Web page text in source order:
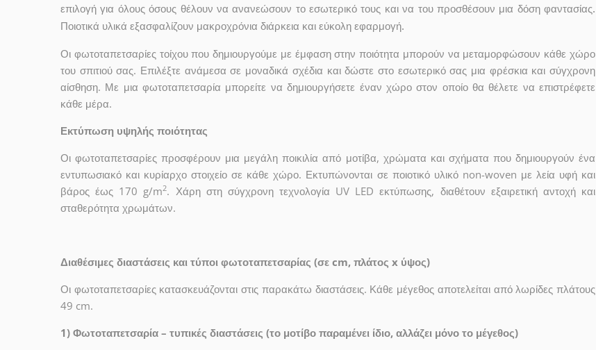
επιλογή για όλους όσους θέλουν να ανανεώσουν το εσωτερικό τους και να του προσθέσουν μια δόση φαντασίας.
Ποιοτικά υλικά εξασφαλίζουν μακροχρόνια διάρκεια και εύκολη εφαρμογή.
Οι φωτοταπετσαρίες τοίχου που δημιουργούμε με έμφαση στην ποιότητα μπορούν να μεταμορφώσουν κάθε χώρο
του σπιτιού σας. Επιλέξτε ανάμεσα σε μοναδικά σχέδια και δώστε στο εσωτερικό σας μια φρέσκια και σύγχρονη
αίσθηση. Με μια φωτοταπετσαρία μπορείτε να δημιουργήσετε έναν χώρο στον οποίο θα θέλετε να επιστρέφετε
κάθε μέρα.
Εκτύπωση υψηλής ποιότητας
Οι φωτοταπετσαρίες προσφέρουν μια μεγάλη ποικιλία από μοτίβα, χρώματα και σχήματα που δημιουργούν ένα
εντυπωσιακό και κυρίαρχο στοιχείο σε κάθε χώρο. Εκτυπώνονται σε ποιοτικό υλικό non-woven με λεία υφή και
βάρος έως 170 g/m2. Χάρη στη σύγχρονη τεχνολογία UV LED εκτύπωσης, διαθέτουν εξαιρετική αντοχή και
σταθερότητα χρωμάτων.
Διαθέσιμες διαστάσεις και τύποι φωτοταπετσαρίας (σε cm, πλάτος x ύψος)
Οι φωτοταπετσαρίες κατασκευάζονται στις παρακάτω διαστάσεις. Κάθε μέγεθος αποτελείται από λωρίδες πλάτους
49 cm.
1) Φωτοταπετσαρία – τυπικές διαστάσεις (το μοτίβο παραμένει ίδιο, αλλάζει μόνο το μέγεθος)